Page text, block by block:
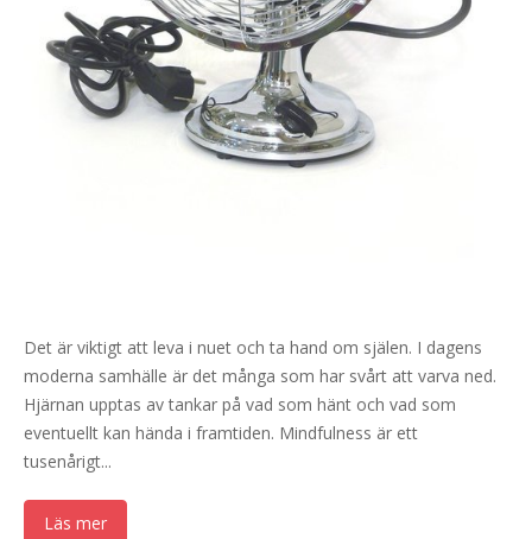
Det är viktigt att leva i nuet och ta hand om själen. I dagens
moderna samhälle är det många som har svårt att varva ned.
Hjärnan upptas av tankar på vad som hänt och vad som
eventuellt kan hända i framtiden. Mindfulness är ett
tusenårigt...
Läs mer